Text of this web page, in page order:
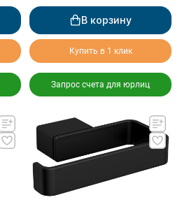
В корзину
Купить в 1 клик
Запрос счета для юрлиц